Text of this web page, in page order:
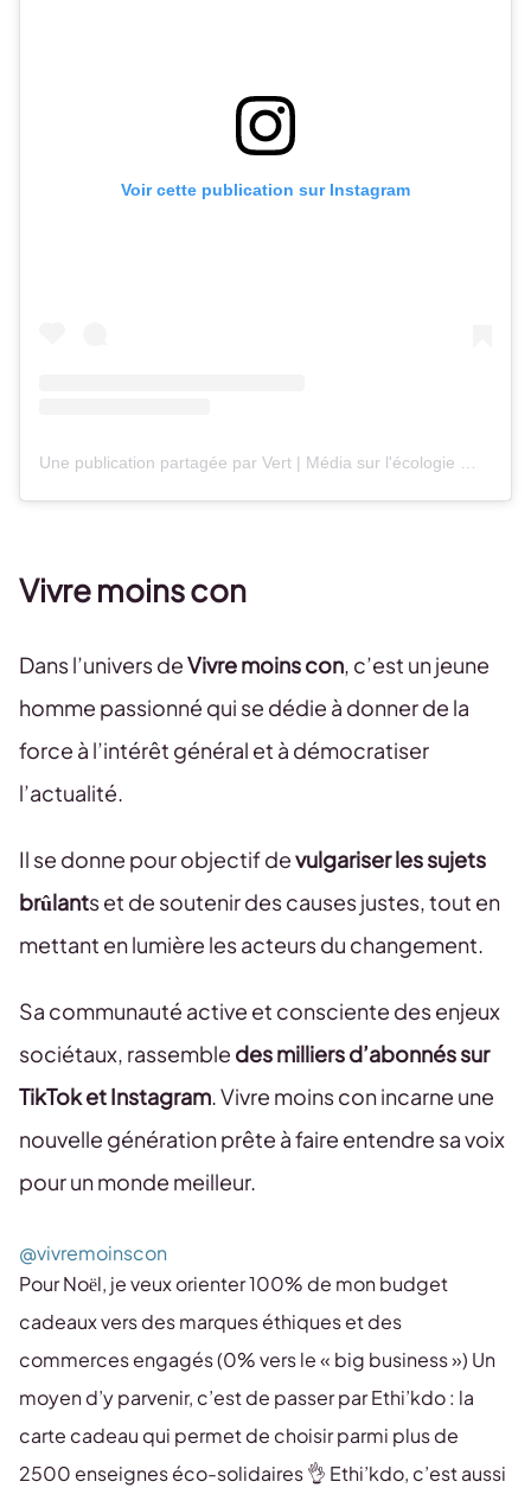
Voir cette publication sur Instagram
Une publication partagée par Vert | Média sur l'écologie 💚 (@vert_le_media)
Vivre moins con
Dans l’univers deVivre moins con, c’est un jeune
homme passionné qui se dédie à donner de la
force à l’intérêt général et à démocratiser
l’actualité.
Il se donne pour objectif devulgariser les sujets
brûlants et de soutenir des causes justes, tout en
mettant en lumière les acteurs du changement.
Sa communauté active et consciente des enjeux
sociétaux, rassemble des milliers d’abonnés sur
TikTok et Instagram. Vivre moins con incarne une
nouvelle génération prête à faire entendre sa voix
pour un monde meilleur.
@vivremoinscon
Pour Noël, je veux orienter 100% de mon budget
cadeaux vers des marques éthiques et des
commerces engagés (0% vers le « big business ») Un
moyen d’y parvenir, c’est de passer par Ethi’kdo : la
carte cadeau qui permet de choisir parmi plus de
2500 enseignes éco-solidaires 👌 Ethi’kdo, c’est aussi